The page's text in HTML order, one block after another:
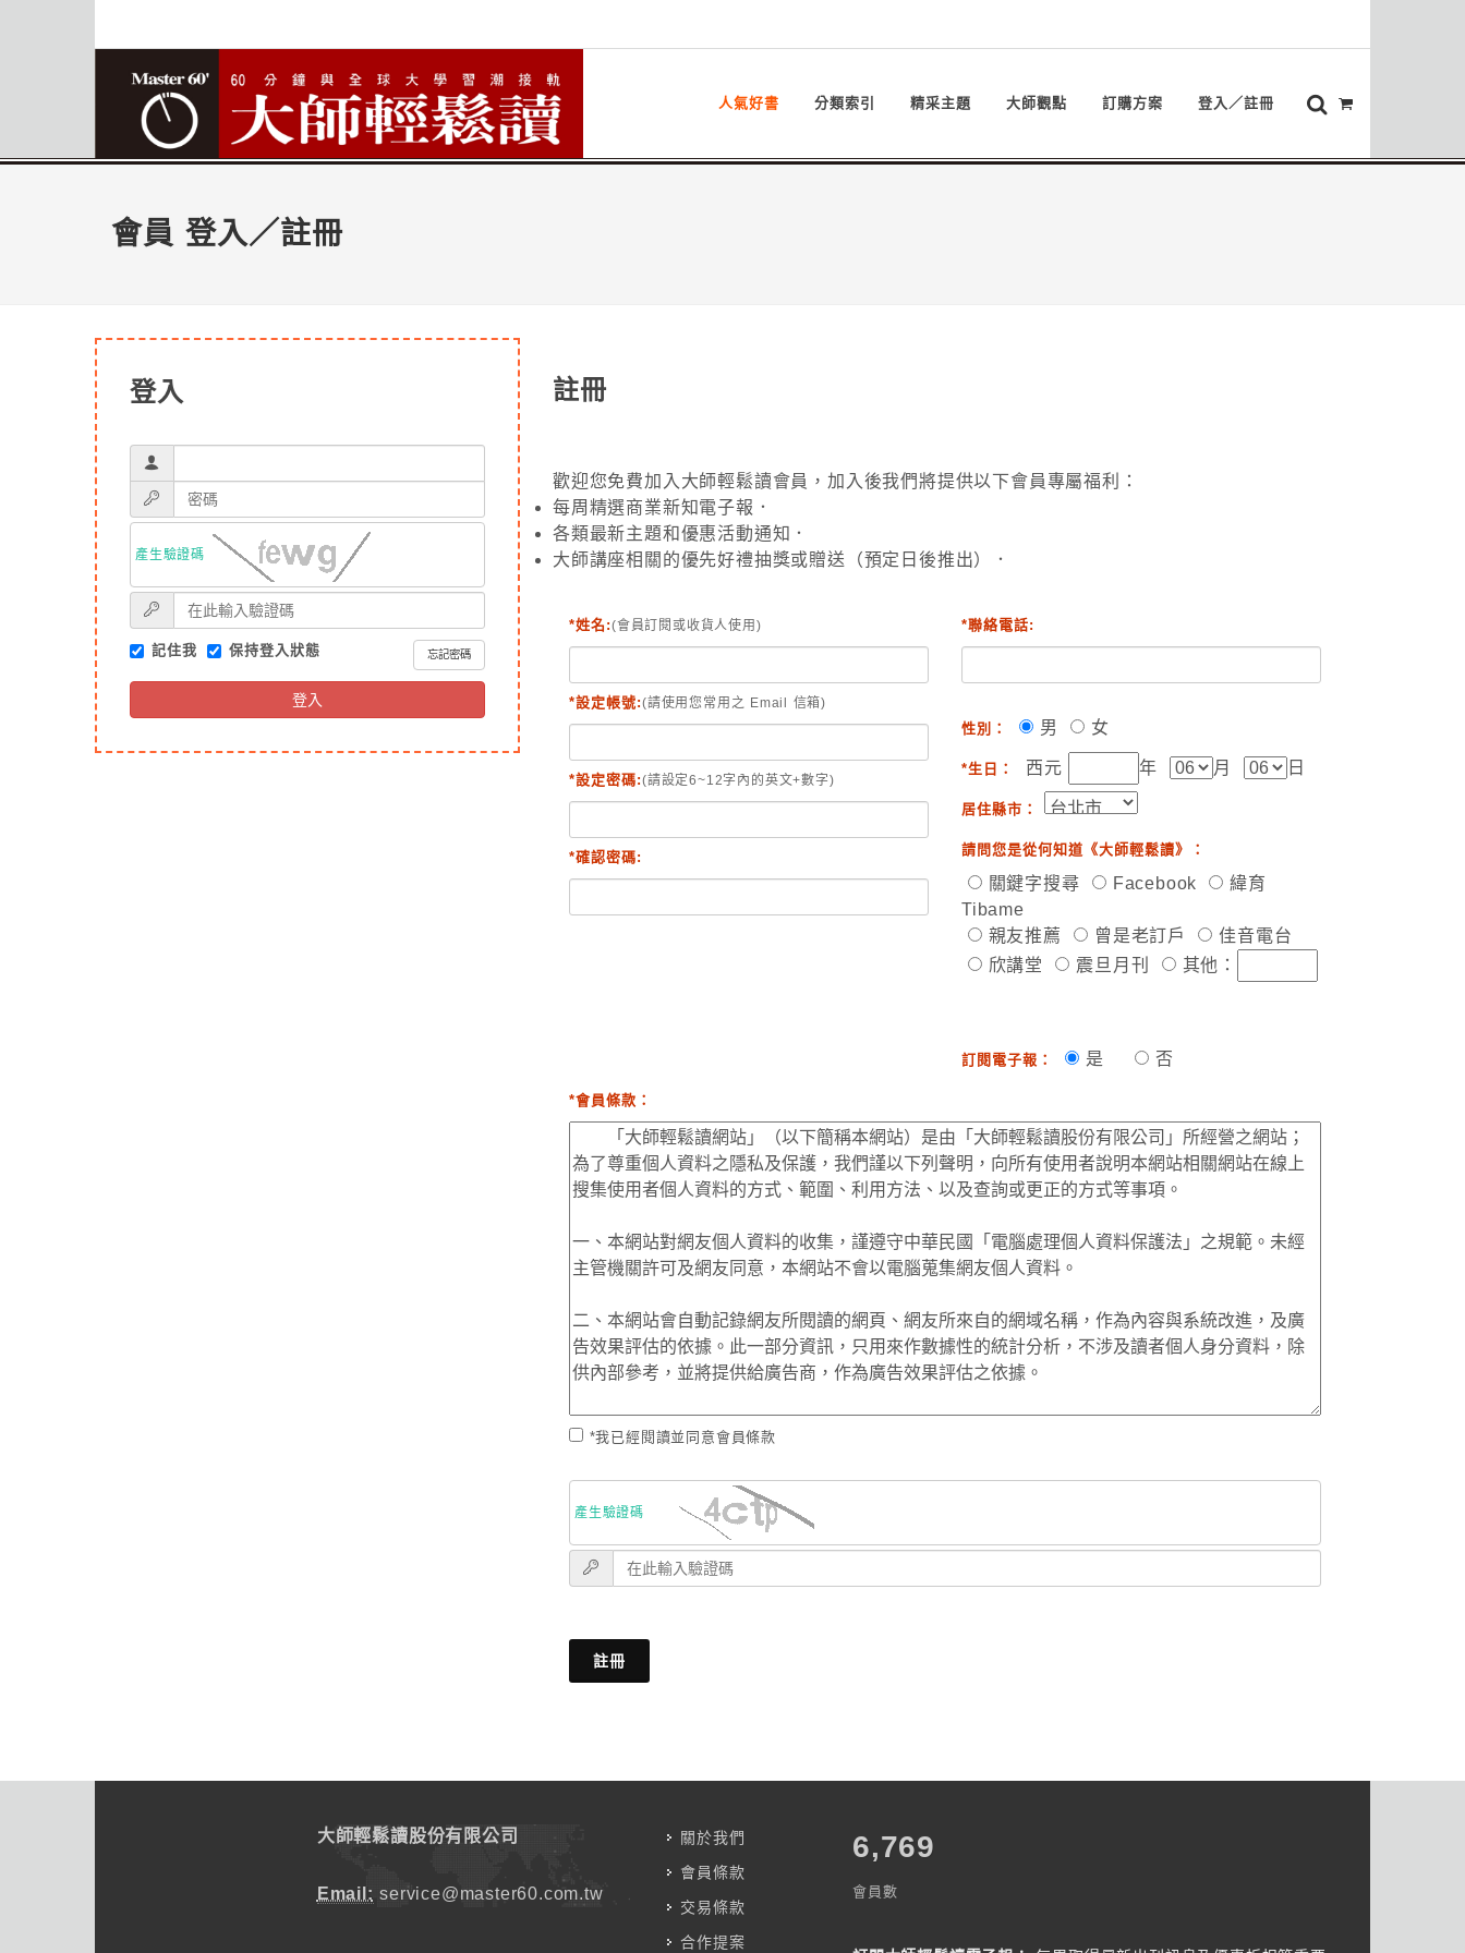
人氣好書 分類索引 精采主題 大師觀點 訂購方案 登入／註冊
會員 登入／註冊
登入
產生驗證碼
記住我 保持登入狀態 忘記密碼
登入
註冊
歡迎您免費加入大師輕鬆讀會員，加入後我們將提供以下會員專屬福利：
每周精選商業新知電子報．
各類最新主題和優惠活動通知．
大師講座相關的優先好禮抽獎或贈送（預定日後推出）．
*姓名:(會員訂閱或收貨人使用)
*設定帳號:(請使用您常用之 Email 信箱)
*設定密碼:(請設定6~12字內的英文+數字)
*確認密碼:
*聯絡電話:
性別： 男 女
*生日： 西元 年 月 日
居住縣市：
請問您是從何知道《大師輕鬆讀》：
關鍵字搜尋 Facebook
緯育
Tibame
親友推薦
曾是老訂戶
佳音電台
欣講堂
震旦月刊 其他：
訂閱電子報： 是 否
*會員條款：
*我已經閱讀並同意會員條款
產生驗證碼
註冊
大師輕鬆讀股份有限公司
Email: service@master60.com.tw
關於我們
會員條款
交易條款
合作提案
7,787
會員數